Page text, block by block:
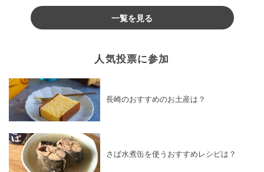
一覧を見る
人気投票に参加
長崎のおすすめのお土産は？
さば水煮缶を使うおすすめレシピは？